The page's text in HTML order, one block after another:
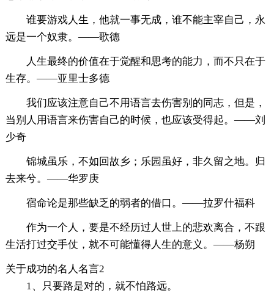
谁要游戏人生，他就一事无成，谁不能主宰自己，永
远是一个奴隶。——歌德
人生最终的价值在于觉醒和思考的能力，而不只在于
生存。——亚里士多德
我们应该注意自己不用语言去伤害别的同志，但是，
当别人用语言来伤害自己的时候，也应该受得起。——刘
少奇
锦城虽乐，不如回故乡；乐园虽好，非久留之地。归
去来兮。——华罗庚
宿命论是那些缺乏的弱者的借口。——拉罗什福科
作为一个人，要是不经历过人世上的悲欢离合，不跟
生活打过交手仗，就不可能懂得人生的意义。——杨朔
关于成功的名人名言2
1、只要路是对的，就不怕路远。